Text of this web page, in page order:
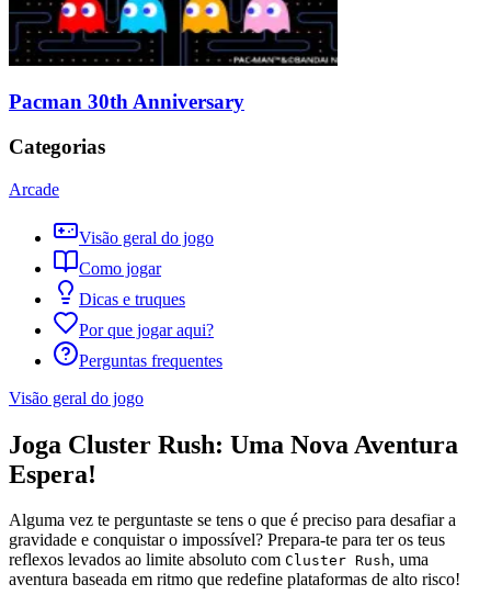
Pacman 30th Anniversary
Categorias
Arcade
Visão geral do jogo
Como jogar
Dicas e truques
Por que jogar aqui?
Perguntas frequentes
Visão geral do jogo
Joga Cluster Rush: Uma Nova Aventura
Espera!
Alguma vez te perguntaste se tens o que é preciso para desafiar a
gravidade e conquistar o impossível? Prepara-te para ter os teus
reflexos levados ao limite absoluto com Cluster Rush, uma
aventura baseada em ritmo que redefine plataformas de alto risco!